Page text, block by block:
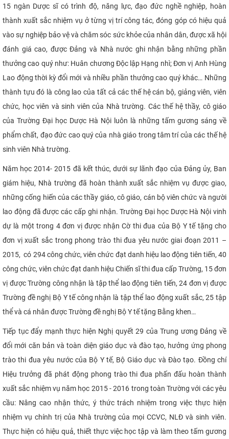
15 ngàn Dược sĩ có trình độ, năng lực, đạo đức nghề nghiệp, hoàn
thành xuất sắc nhiệm vụ ở từng vị trí công tác, đóng góp có hiệu quả
vào sự nghiệp bảo vệ và chăm sóc sức khỏe của nhân dân, được xã hội
đánh giá cao, được Đảng và Nhà nước ghi nhận bằng những phần
thưởng cao quý như: Huân chương Độc lập Hạng nhì; Đơn vị Anh Hùng
Lao động thời kỳ đổi mới và nhiều phần thưởng cao quý khác… Những
thành tựu đó là công lao của tất cả các thế hệ cán bộ, giảng viên, viên
chức, học viên và sinh viên của Nhà trường. Các thế hệ thầy, cô giáo
của Trường Đại học Dược Hà Nội luôn là những tấm gương sáng về
phẩm chất, đạo đức cao quý của nhà giáo trong tâm trí của các thế hệ
sinh viên Nhà trường.
Năm học 2014- 2015 đã kết thúc, dưới sự lãnh đạo của Đảng ủy, Ban
giám hiệu, Nhà trường đã hoàn thành xuất sắc nhiệm vụ được giao,
những cống hiến của các thầy giáo, cô giáo, cán bộ viên chức và người
lao động đã được các cấp ghi nhận. Trường Đại học Dược Hà Nội vinh
dự là một trong 4 đơn vị được nhận Cờ thi đua của Bộ Y tế tặng cho
đơn vị xuất sắc trong phong trào thi đua yêu nước giai đoạn 2011 –
2015, có 294 công chức, viên chức đạt danh hiệu lao động tiên tiến, 40
công chức, viên chức đạt danh hiệu Chiến sĩ thi đua cấp Trường, 15 đơn
vị được Trường công nhận là tập thể lao động tiên tiến, 24 đơn vị được
Trường đề nghị Bộ Y tế công nhận là tập thể lao động xuất sắc, 25 tập
thể và cá nhân được Trường đề nghị Bộ Y tế tặng Bằng khen…
Tiếp tục đẩy mạnh thực hiện Nghị quyết 29 của Trung ương Đảng về
đổi mới căn bản và toàn diện giáo dục và đào tạo, hưởng ứng phong
trào thi đua yêu nước của Bộ Y tế, Bộ Giáo dục và Đào tạo. Đồng chí
Hiệu trưởng đã phát động phong trào thi đua phấn đấu hoàn thành
xuất sắc nhiệm vụ năm học 2015 - 2016 trong toàn Trường với các yêu
cầu: Nâng cao nhận thức, ý thức trách nhiệm trong việc thực hiện
nhiệm vụ chính trị của Nhà trường của mọi CCVC, NLĐ và sinh viên.
Thực hiện có hiệu quả, thiết thực việc học tập và làm theo tấm gương